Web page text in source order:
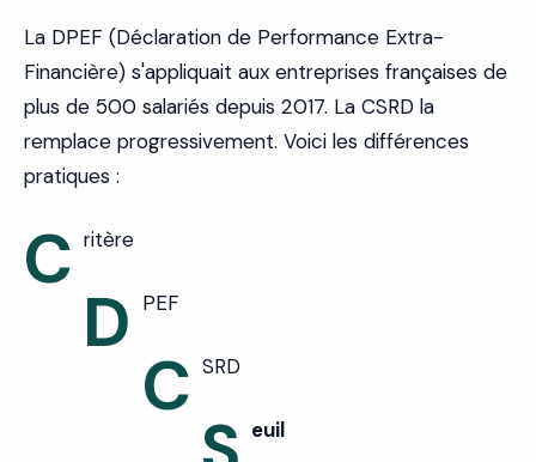
La DPEF (Déclaration de Performance Extra-
Financière) s'appliquait aux entreprises françaises de
plus de 500 salariés depuis 2017. La CSRD la
remplace progressivement. Voici les différences
pratiques :
C ritère
D PEF
C SRD
euil